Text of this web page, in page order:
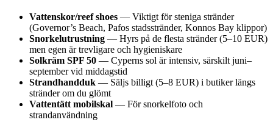
Vattenskor/reef shoes — Viktigt för steniga stränder
(Governor’s Beach, Pafos stadsstränder, Konnos Bay klippor)
Snorkelutrustning — Hyrs på de flesta stränder (5–10 EUR)
men egen är trevligare och hygieniskare
Solkräm SPF 50 — Cyperns sol är intensiv, särskilt juni–
september vid middagstid
Strandhandduk — Säljs billigt (5–8 EUR) i butiker längs
stränder om du glömt
Vattentätt mobilskal — För snorkelfoto och
strandanvändning